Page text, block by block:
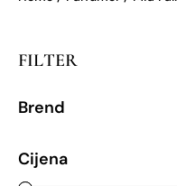
FILTER
Brend
Cijena